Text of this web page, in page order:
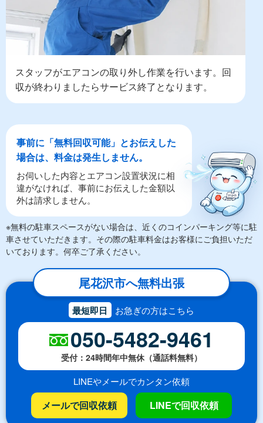
スタッフがエアコンの取り外し作業を行います。回
収が終わりましたらサービス終了となります。
事前に「無料回収可能」とお伝えした
場合は、料金は発生しません。
お伺いした内容とエアコン設置状況に相
違がなければ、事前にお伝えした金額以
外は請求しません。
※無料の駐車スペースがない場合は、近くのコインパーキング等に駐
車させていただきます。その際の駐車料金はお客様にご負担いただ
いております。何卒ご了承ください。
尾花沢市へ無料出張
最短即日 お急ぎの方はこちら
050-5482-9461
受付：24時間年中無休（通話料無料）
LINEやメールでカンタン依頼
メールで回収依頼 LINEで回収依頼